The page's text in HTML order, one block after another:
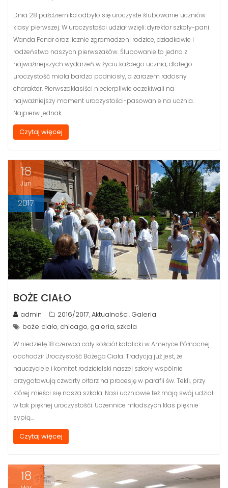
Dnia 28 października odbyło się uroczyste ślubowanie uczniów
klasy pierwszej. W uroczystości udział wzięli: dyrektor szkoły-pani
Wanda Penar oraz licznie zgromadzeni rodzice, dziadkowie i
rodzeństwo naszych pierwszaków. Ślubowanie to jedno z
najważniejszych wydarzeń w życiu każdego ucznia, dlatego
uroczystość miała bardzo podniosły, a zarazem radosny
charakter. Pierwszoklasiści niecierpliwie oczekiwali na
najważniejszy moment uroczystości-pasowanie na ucznia.
Najpierw jednak…
Czytaj więcej
18
Jun
2017
BOŻE CIAŁO
admin 2016/2017,Aktualności, Galeria
boże ciało, chicago, galeria, szkoła
W niedzielę 18 czerwca cały kościół katolicki w Ameryce Północnej
obchodził Uroczystość Bożego Ciała. Tradycją już jest, że
nauczyciele i komitet rodzicielski naszej szkoły wspólnie
przygotowują czwarty ołtarz na procesję w parafii św. Tekli, przy
której mieści się nasza szkoła. Nasi uczniowie też mają swój udział
w tak pięknej uroczystośći. Uczennice młodszych klas pięknie
sypią…
Czytaj więcej
18